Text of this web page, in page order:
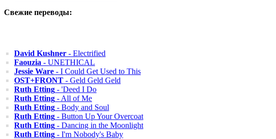
Свежие переводы:
David Kushner - Electrified
Faouzia - UNETHICAL
Jessie Ware - I Could Get Used to This
OST+FRONT - Geld Geld Geld
Ruth Etting - 'Deed I Do
Ruth Etting - All of Me
Ruth Etting - Body and Soul
Ruth Etting - Button Up Your Overcoat
Ruth Etting - Dancing in the Moonlight
Ruth Etting - I'm Nobody's Baby